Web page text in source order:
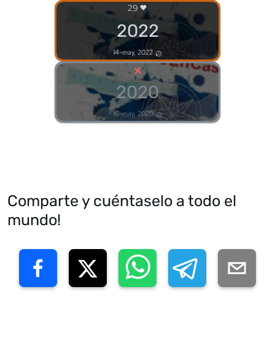
29
2022
14-may, 2022
×
2020
16-may, 2020
Comparte y cuéntaselo a todo el
mundo!